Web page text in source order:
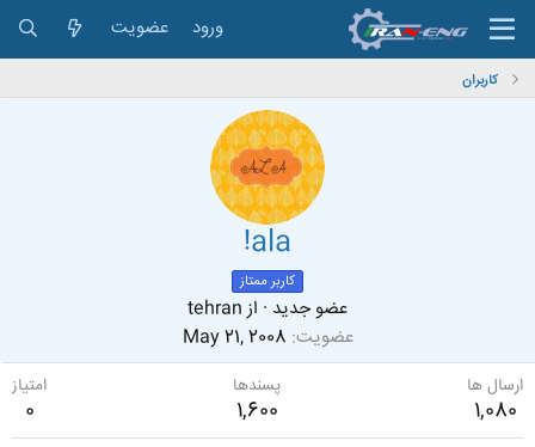
ورود عضویت
کاربران
!ala
کاربر ممتاز
عضو جدید · از tehran
عضویت May 21, 2008
ارسال ها
1,080
پسندها
1,600
امتیاز
0